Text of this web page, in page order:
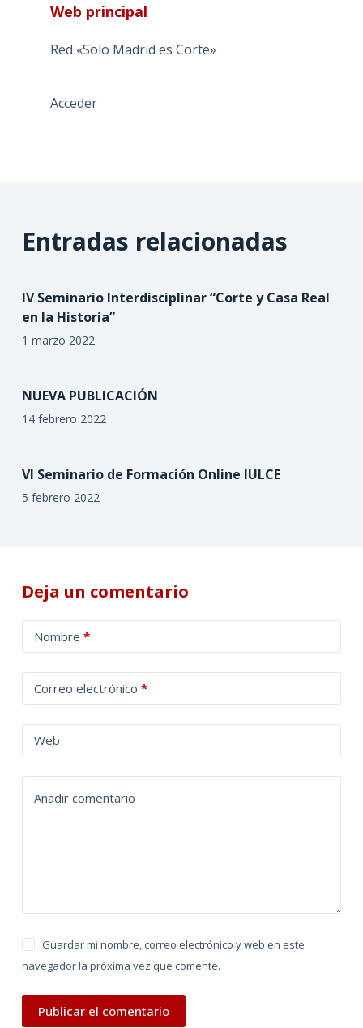
Web principal
Red «Solo Madrid es Corte»
Acceder
Entradas relacionadas
IV Seminario Interdisciplinar “Corte y Casa Real
en la Historia”
1 marzo 2022
NUEVA PUBLICACIÓN
14 febrero 2022
VI Seminario de Formación Online IULCE
5 febrero 2022
Deja un comentario
Nombre *
Correo electrónico *
Web
Añadir comentario
Guardar mi nombre, correo electrónico y web en este
navegador la próxima vez que comente.
Publicar el comentario
l
t
a
t